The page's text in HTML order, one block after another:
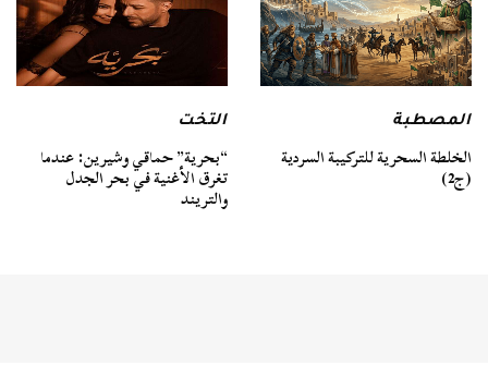
المصطبة
الخلطة السحرية للتركيبة السردية
(ج2)
التخت
“بحرية” حماقي وشيرين: عندما
تغرق الأغنية في بحر الجدل
والتريند